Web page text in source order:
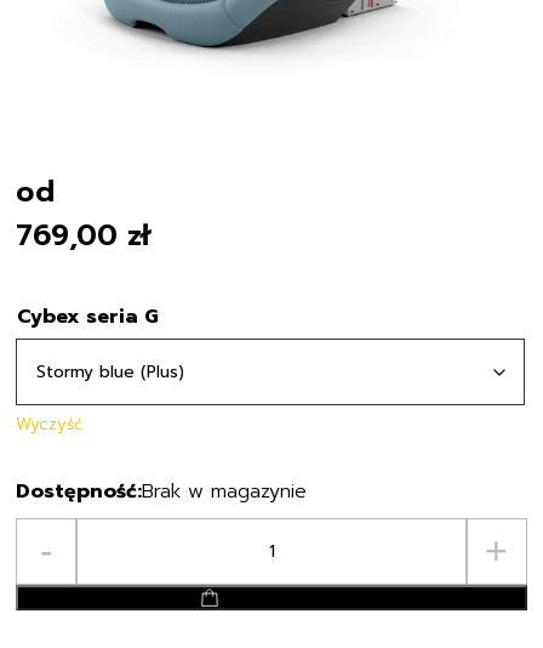
od
769,00 zł
Cybex seria G
Wyczyść
Brak w magazynie
-
Cybex
Soluion
G2
+